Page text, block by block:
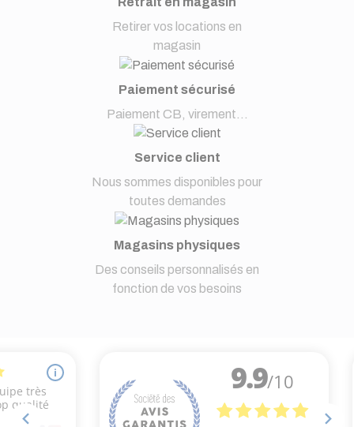
Retirer vos locations en
magasin
Paiement sécurisé
Paiement CB, virement...
Service client
Nous sommes disponibles pour
toutes demandes
Magasins physiques
Des conseils personnalisés en
fonction de vos besoins